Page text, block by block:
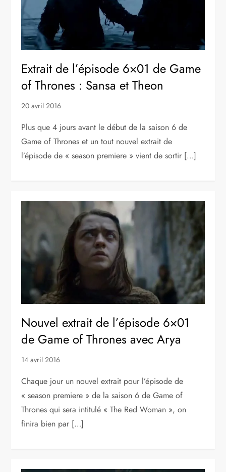
Extrait de l’épisode 6×01 de Game
of Thrones : Sansa et Theon
20 avril 2016
Plus que 4 jours avant le début de la saison 6 de
Game of Thrones et un tout nouvel extrait de
l’épisode de « season premiere » vient de sortir […]
Nouvel extrait de l’épisode 6×01
de Game of Thrones avec Arya
14 avril 2016
Chaque jour un nouvel extrait pour l’épisode de
« season premiere » de la saison 6 de Game of
Thrones qui sera intitulé « The Red Woman », on
finira bien par […]